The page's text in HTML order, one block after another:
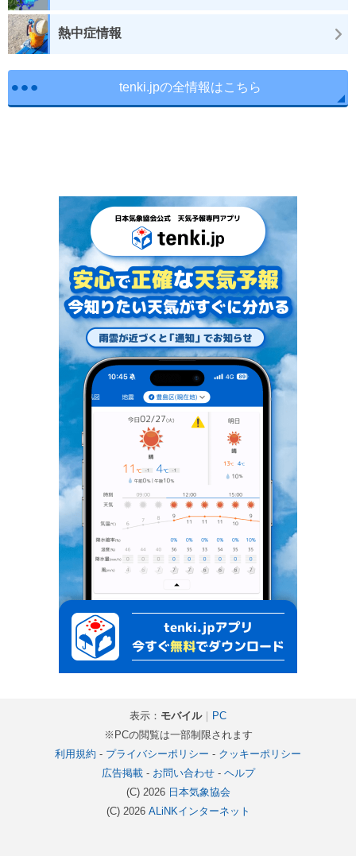
熱中症情報
tenki.jpの全情報はこちら
表示： モバイル｜
PC
※PCの閲覧は一部制限されます
利用規約 - プライバシーポリシー - クッキーポリシー
広告掲載- お問い合わせ- ヘルプ
(C) 2026 日本気象協会
(C) 2026 ALiNKインターネット